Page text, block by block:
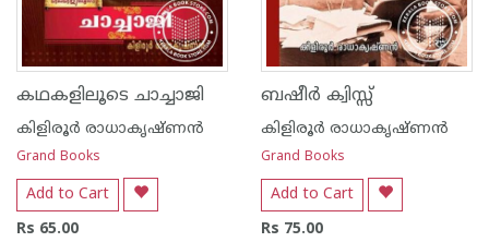
കഥകളിലൂടെ ചാച്ചാജി
കിളിരൂര്‍ രാധാകൃഷ്ണന്‍
Grand Books
Add to Cart
Rs 65.00
ബഷീര്‍ ക്വിസ്സ്
കിളിരൂര്‍ രാധാകൃഷ്ണന്‍
Grand Books
Add to Cart
Rs 75.00